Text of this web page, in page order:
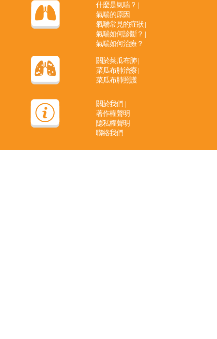
什麼是氣喘？ |
氣喘的原因 |
氣喘常見的症狀|
氣喘如何診斷？ |
氣喘如何治療？
關於菜瓜布肺|
菜瓜布肺治療 |
菜瓜布肺照護
關於我們 |
著作權聲明 |
隱私權聲明 |
聯絡我們